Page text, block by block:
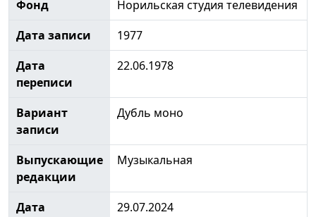
Фонд
Норильская студия телевидения
Дата записи
1977
Дата
переписи
22.06.1978
Вариант
записи
Дубль моно
Выпускающие
редакции
Музыкальная
Дата
29.07.2024